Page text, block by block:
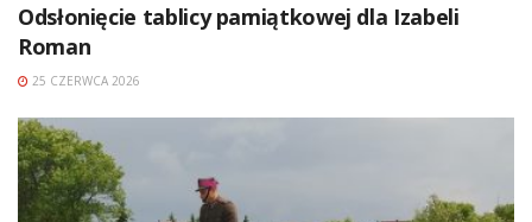
Odsłonięcie tablicy pamiątkowej dla Izabeli
Roman
25 CZERWCA 2026